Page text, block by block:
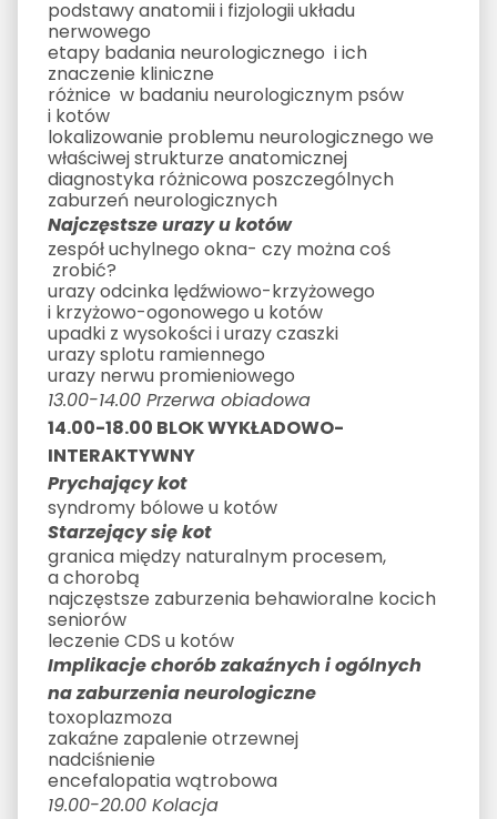
podstawy anatomii i fizjologii układu
nerwowego
etapy badania neurologicznego i ich
znaczenie kliniczne
różnice w badaniu neurologicznym psów
i kotów
lokalizowanie problemu neurologicznego we
właściwej strukturze anatomicznej
diagnostyka różnicowa poszczególnych
zaburzeń neurologicznych
Najczęstsze urazy u kotów
zespół uchylnego okna- czy można coś
zrobić?
urazy odcinka lędźwiowo-krzyżowego
i krzyżowo-ogonowego u kotów
upadki z wysokości i urazy czaszki
urazy splotu ramiennego
urazy nerwu promieniowego
13.00-14.00 Przerwa obiadowa
14.00-18.00 BLOK WYKŁADOWO-
INTERAKTYWNY
Prychający kot
syndromy bólowe u kotów
Starzejący się kot
granica między naturalnym procesem,
a chorobą
najczęstsze zaburzenia behawioralne kocich
seniorów
leczenie CDS u kotów
Implikacje chorób zakaźnych i ogólnych
na zaburzenia neurologiczne
toxoplazmoza
zakaźne zapalenie otrzewnej
nadciśnienie
encefalopatia wątrobowa
19.00-20.00 Kolacja